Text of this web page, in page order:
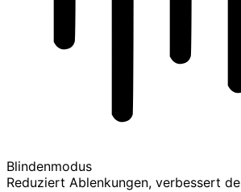
Blindenmodus
Reduziert Ablenkungen, verbessert